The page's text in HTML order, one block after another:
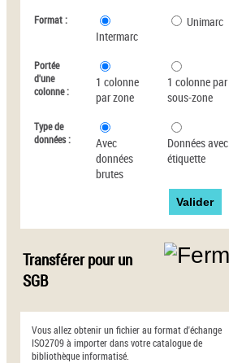
Format :
Intermarc
Unimarc
Portée
d'une
colonne :
1 colonne
par zone
1 colonne par
sous-zone
Type de
données :
Avec
données
brutes
Données avec
étiquette
Transférer pour un
SGB
Vous allez obtenir un fichier au format d'échange
ISO2709 à importer dans votre catalogue de
bibliothèque informatisé.